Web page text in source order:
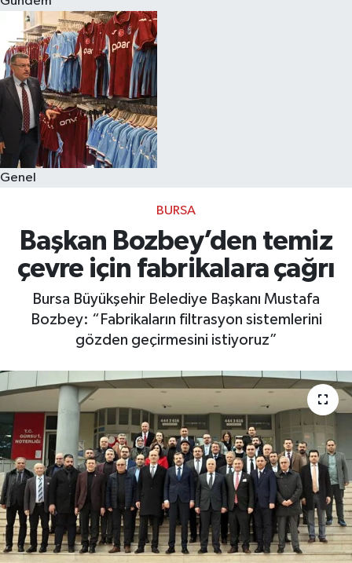
Genel
BURSA
Başkan Bozbey’den temiz
çevre için fabrikalara çağrı
Bursa Büyükşehir Belediye Başkanı Mustafa
Bozbey: “Fabrikaların filtrasyon sistemlerini
gözden geçirmesini istiyoruz”
Eğitim
Sağlık
Dünya
Magazin
Kültür & Sanat
Teknoloji
Bilim
Genel
Bilim, Teknoloji